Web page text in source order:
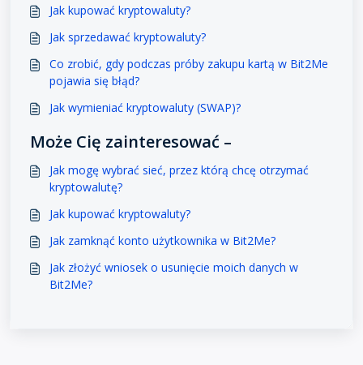
Jak kupować kryptowaluty?
Jak sprzedawać kryptowaluty?
Co zrobić, gdy podczas próby zakupu kartą w Bit2Me
pojawia się błąd?
Jak wymieniać kryptowaluty (SWAP)?
Może Cię zainteresować –
Jak mogę wybrać sieć, przez którą chcę otrzymać
kryptowalutę?
Jak kupować kryptowaluty?
Jak zamknąć konto użytkownika w Bit2Me?
Jak złożyć wniosek o usunięcie moich danych w
Bit2Me?